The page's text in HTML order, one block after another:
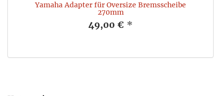
Yamaha Adapter für Oversize Bremsscheibe
270mm
49,00 € *